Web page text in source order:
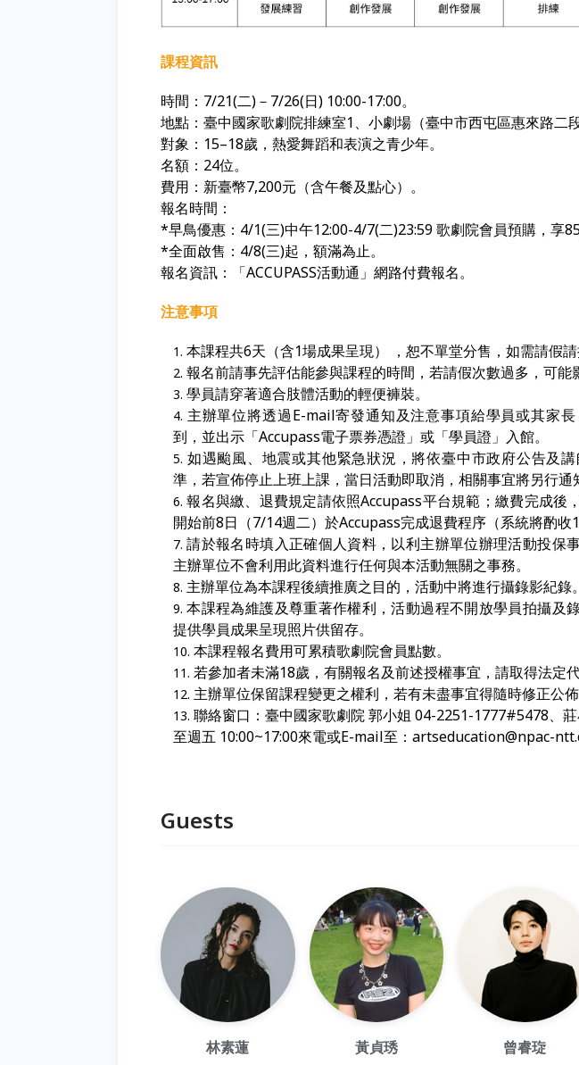
課程資訊
時間： 7/21(二)－ 7/26(日) 10:00-17:00。
地點：臺中國家歌劇院排練室1、小劇場（臺中市西屯區惠來路二
對象： 15–18歲，熱愛舞蹈和表演之青少年。
名額： 24位。
費用：新臺幣7,200元（含午餐及點心）。
報名時間：
*早鳥優惠：4/1(三)中午12:00-4/7(二)23:59歌劇院會員預購， 享
*全面啟售：4/8(三)起 ，額滿為止。
報名資訊：「ACCUPASS活動通」網路付費報名。
注意事項
本課程共6天（含1場成果呈現） ，恕不單堂分售，如需請假請
報名前請事先評估能參與課程的時間，若請假次數過多，可能
學員請穿著適合肢體活動的輕便褲裝。
主辦單位將透過E-mail寄發通知及注意事項給學員或其家
到，並出示「Accupass電子票券憑證」或「學員證」入館。
如遇颱風、地震或其他緊急狀況，將依臺中市政府公告及
準，若宣佈停止上班上課，當日活動即取消，相關事宜將另行通
報名與繳、退費規定請依照Accupass平台規範；繳費完成後
開始前8日（7/14週二）於Accupass完成退費程序（系統將酌收
請於報名時填入正確個人資料，以利主辦單位辦理活動投保
主辦單位不會利用此資料進行任何與本活動無關之事務。
主辦單位為本課程後續推廣之目的，活動中將進行攝錄影紀錄。
本課程為維護及尊重著作權利，活動過程不開放學員拍攝及
提供學員成果呈現照片供留存。
本課程報名費用可累積歌劇院會員點數。
若參加者未滿18歲，有關報名及前述授權事宜，請取得法定代
主辦單位保留課程變更之權利，若有未盡事宜得隨時修正公佈
聯絡窗口：臺中國家歌劇院 郭小姐 04-2251-1777#5478、
至週五 10:00~17:00來電或E-mail至： artseducation@npac-
Guests
林素蓮 黃貞琇 曾睿琁